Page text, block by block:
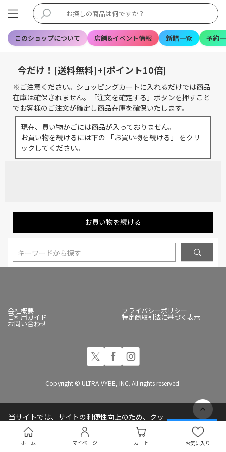
このショップについて 店舗&イベント情報 新譜一覧 予約
ホーム マイページ カート お気に入り
今だけ！[送料無料]+[ポイント10倍]
※ご注意ください。ショッピングカートに入れるだけでは商品
在庫は確保されません。「注文を確定する」ボタンを押すこと
でお客様のご注文が確定し商品在庫を確保いたします。
現在、買い物かごには商品が入っておりません。
お買い物を続けるには下の 「お買い物を続ける」 をクリ
ックしてください。
お買い物を続ける
キーワードから探す
会社概要 プライバシーポリシー
ご利用ガイド 特定商取引法に基づく表示
お問い合わせ
Copyright © ULTRA-VYBE, INC. All rights reserved.
当サイトでは、サイトの利便性向上のため、クッ
キー(Cookie)を使用しています
プライバシーポリシー
承諾する